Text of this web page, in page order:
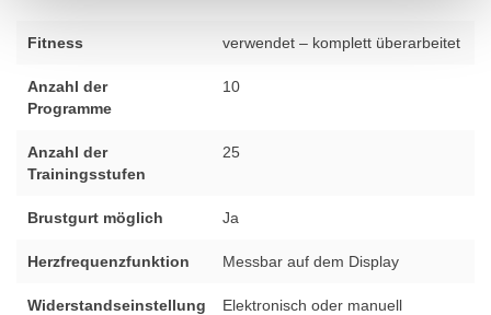
Fitness verwendet – komplett überarbeitet
Anzahl der
Programme
10
Anzahl der
Trainingsstufen
25
Brustgurt möglich Ja
Herzfrequenzfunktion Messbar auf dem Display
Widerstandseinstellung Elektronisch oder manuell